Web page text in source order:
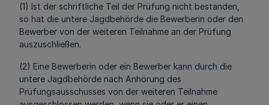
(1) Ist der schriftliche Teil der Prüfung nicht bestanden,
so hat die untere Jagdbehörde die Bewerberin oder den
Bewerber von der weiteren Teilnahme an der Prüfung
auszuschließen.
(2) Eine Bewerberin oder ein Bewerber kann durch die
untere Jagdbehörde nach Anhörung des
Prüfungsausschusses von der weiteren Teilnahme